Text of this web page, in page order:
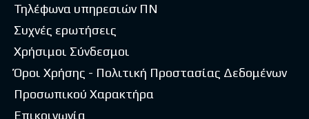
Τηλέφωνα υπηρεσιών ΠΝ
Συχνές ερωτήσεις
Χρήσιμοι Σύνδεσμοι
Όροι Χρήσης - Πολιτική Προστασίας Δεδομένων
Προσωπικού Χαρακτήρα
Επικοινωνία